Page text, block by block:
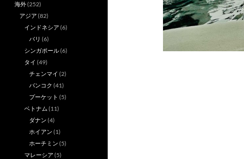
海外(252)
アジア (82)
インドネシア (6)
バリ (6)
シンガポール(6)
タイ (49)
チェンマイ (2)
バンコク (41)
プーケット (5)
ベトナム (11)
ダナン (4)
ホイアン (1)
ホーチミン (5)
マレーシア (5)